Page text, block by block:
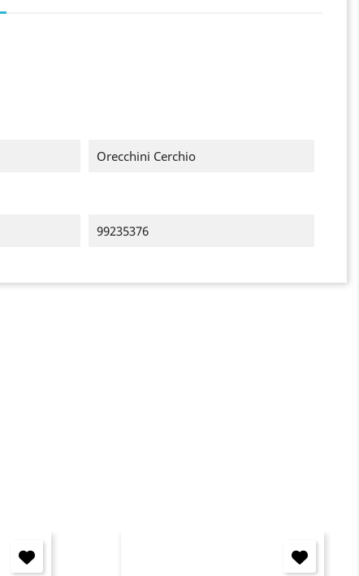
Orecchini Cerchio
99235376